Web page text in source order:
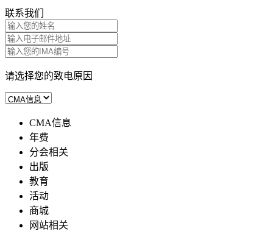
联系我们
请选择您的致电原因
CMA信息
年费
分会相关
出版
教育
活动
商城
网站相关